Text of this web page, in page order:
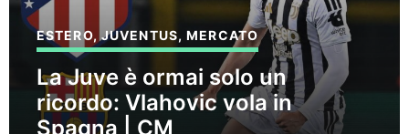
ESTERO, JUVENTUS,MERCATO
La Juve è ormai solo un
ricordo: Vlahovic vola in
Spagna | CM